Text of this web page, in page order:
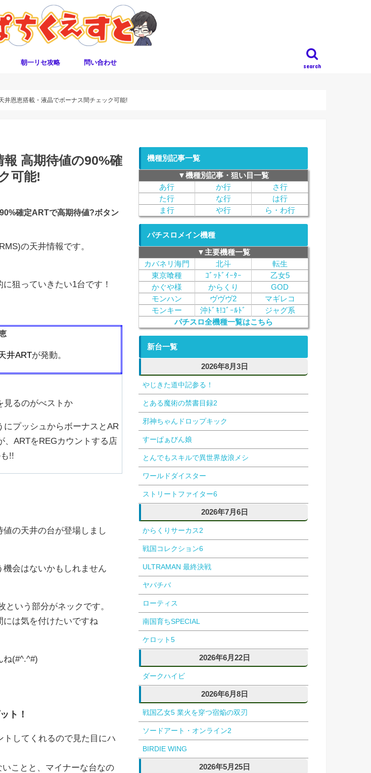
search
朝一リセ攻略 問い合わせ
井恩恵搭載・液晶でボーナス間チェック可能!
高期待値の90%確
可能!
確定ARTで高期待値?ボタン
の天井情報です。
狙っていきたい1台です！
井ARTが発動。
見るのがべストか
プッシュからボーナスとAR
、ARTをREGカウントする店
!!
の天井の台が登場しまし
会はないかもしれません
いう部分がネックです。
は気を付けたいですね
ね(#^.^#)
ト！
してくれるので見た目にハ
ことと、マイナーな台なの
機種別記事一覧
▼機種別記事・狙い目一覧
あ行
か行
さ行
た行
な行
は行
ま行
や行 ら・わ行
パチスロメイン機種
▼主要機種一覧
カバネリ海門
北斗
転生
東京喰種
ｺﾞｯﾄﾞｲｰﾀｰ
乙女5
かぐや様
からくり
GOD
モンハン
ヴヴヴ2
マギレコ
モンキー
沖ﾄﾞｷ!ｺﾞｰﾙﾄﾞ
ジャグ系
パチスロ全機種一覧はこちら
新台一覧
2026年8月3日
やじきた道中記参る！
とある魔術の禁書目録2
邪神ちゃんドロップキック
すーぱぁびん娘
とんでもスキルで異世界放浪メシ
ワールドダイスター
ストリートファイター6
2026年7月6日
からくりサーカス2
戦国コレクション6
ULTRAMAN 最終決戦
ヤバチバ
ローティス
南国育ちSPECIAL
ケロット5
2026年6月22日
ダークハイビ
2026年6月8日
戦国乙女5 業火を穿つ宿焔の双刃
ソードアート・オンライン2
BIRDIE WING
2026年5月25日